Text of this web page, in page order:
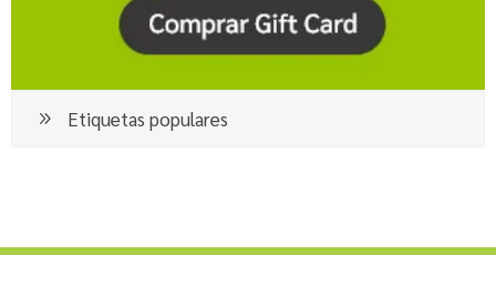
Etiquetas populares